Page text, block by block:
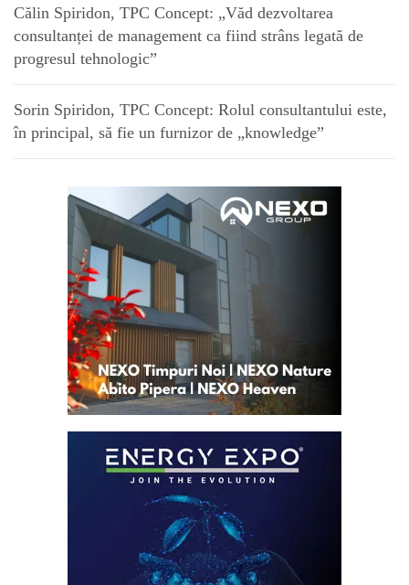
Călin Spiridon, TPC Concept: „Văd dezvoltarea
consultanței de management ca fiind strâns legată de
progresul tehnologic”
Sorin Spiridon, TPC Concept: Rolul consultantului este,
în principal, să fie un furnizor de „knowledge”